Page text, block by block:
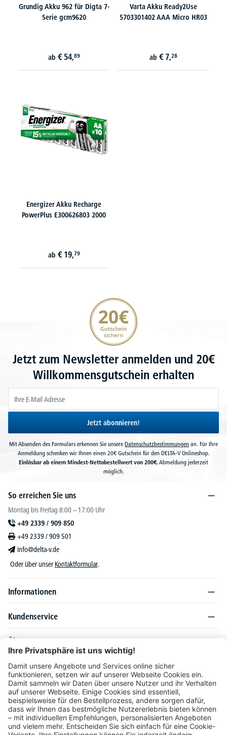
Grundig Akku 962 für Digta 7-
Serie gcm9620
ab € 54,89
Varta Akku Ready2Use
5703301402 AAA Micro HR03
ab € 7,28
Energizer Akku Recharge
PowerPlus E300626803 2000
ab € 19,79
20€ Gutschein sichern
Jetzt zum Newsletter anmelden und 20€
Willkommensgutschein erhalten
Jetzt abonnieren!
Mit Absenden des Formulars erkennen Sie unsere Datenschutzbestimmungen an. Für Ihre
Anmeldung schenken wir Ihnen einen 20€ Gutschein für den DELTA-V Onlineshop.
Einlösbar ab einem Mindest-Nettobestellwert von 200€.Abmeldung jederzeit
möglich.
So erreichen Sie uns
Montag bis Freitag 8:00 – 17:00 Uhr
+49 2339 / 909 850
+49 2339 / 909 501
info@delta-v.de
Oder über unser Kontaktformular.
Informationen
Kundenservice
Über DELTA-V
Produktsortiment
Ratgeber
Folgen Sie uns auch auf